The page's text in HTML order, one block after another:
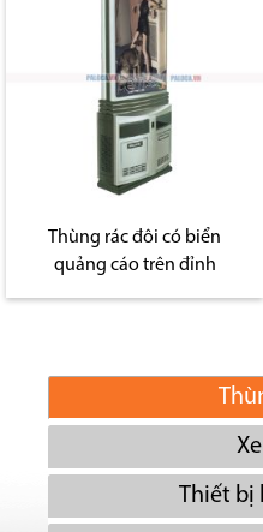
Thùng rác đôi có biển
quảng cáo trên đỉnh
Thiết bị